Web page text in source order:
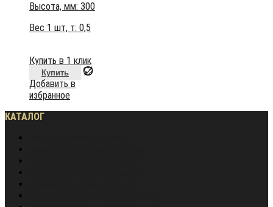
Высота, мм: 300
Вес 1 шт, т: 0,5
Купить в 1 клик
Купить
Добавить в
избранное
КАТАЛОГ